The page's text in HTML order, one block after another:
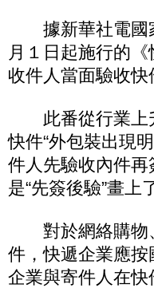
據新華社電國
月１日起施行的
收件人當面驗收快
此番從行業上
快件“外包裝出現
件人先驗收內件再
是“先簽後驗”畫上
對於網絡購物
件，快遞企業應
企業與寄件人在